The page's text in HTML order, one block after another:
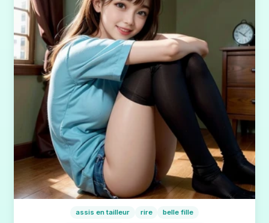
assis en tailleur rire belle fille